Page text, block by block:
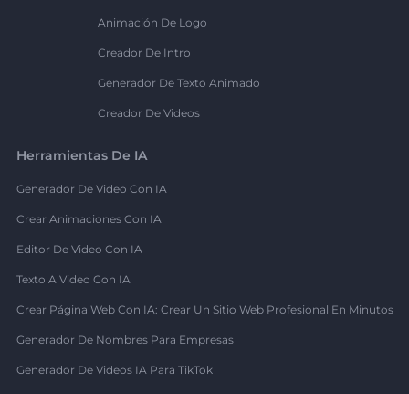
Animación De Logo
Creador De Intro
Generador De Texto Animado
Creador De Videos
Herramientas De IA
Generador De Video Con IA
Crear Animaciones Con IA
Editor De Video Con IA
Texto A Video Con IA
Crear Página Web Con IA: Crear Un Sitio Web Profesional En Minutos
Generador De Nombres Para Empresas
Generador De Videos IA Para TikTok